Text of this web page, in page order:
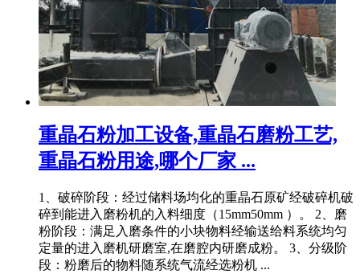
重晶石粉加工设备,重晶石磨粉工艺,
重晶石粉用途,哪个厂家 ...
1、破碎阶段：经过储料场均化的重晶石原矿经破碎机破
碎到能进入磨粉机的入料细度（15mm50mm ）。 2、磨
粉阶段：满足入磨条件的小块物料经输送给料系统均匀
定量的进入磨机研磨室,在磨腔内研磨成粉。 3、分级阶
段：粉磨后的物料随系统气流经选粉机 ...